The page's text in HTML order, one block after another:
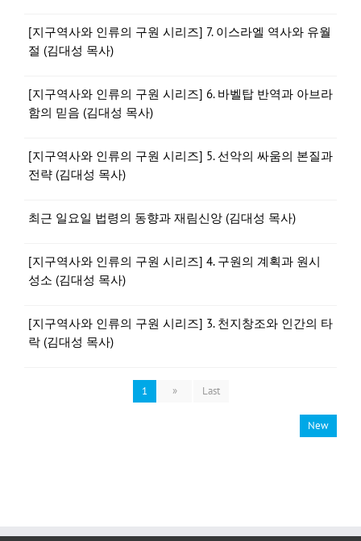
[지구역사와 인류의 구원 시리즈] 7. 이스라엘 역사와 유월
절 (김대성 목사)
[지구역사와 인류의 구원 시리즈] 6. 바벨탑 반역과 아브라
함의 믿음 (김대성 목사)
[지구역사와 인류의 구원 시리즈] 5. 선악의 싸움의 본질과
전략 (김대성 목사)
최근 일요일 법령의 동향과 재림신앙 (김대성 목사)
[지구역사와 인류의 구원 시리즈] 4. 구원의 계획과 원시
성소 (김대성 목사)
[지구역사와 인류의 구원 시리즈] 3. 천지창조와 인간의 타
락 (김대성 목사)
1 » Last
New